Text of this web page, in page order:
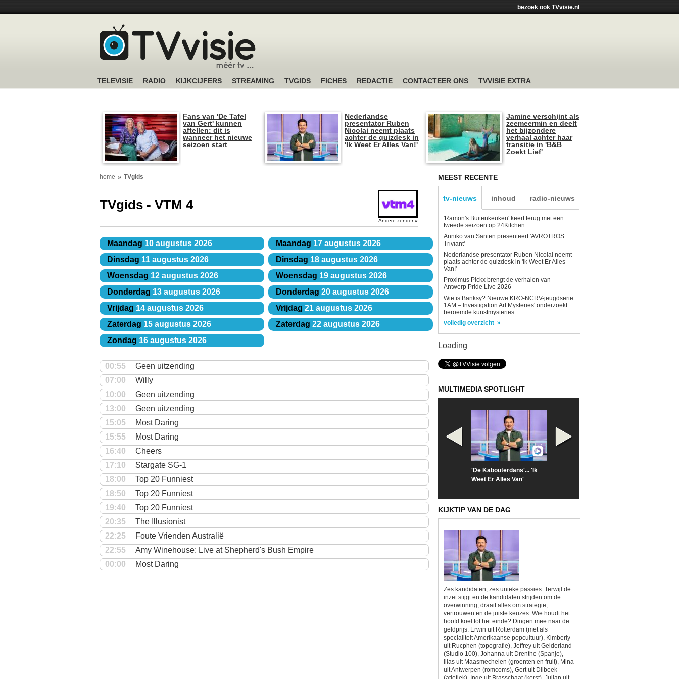
bezoek ook TVvisie.nl
TELEVISIE RADIO KIJKCIJFERS STREAMING TVGIDS FICHES REDACTIE CONTACTEER ONS TVVISIE EXTRA
Fans van 'De Tafel
van Gert' kunnen
aftellen: dit is
wanneer het nieuwe
seizoen start
Nederlandse
presentator Ruben
Nicolai neemt plaats
achter de quizdesk in
'Ik Weet Er Alles Van!'
Jamine verschijnt als
zeemeermin en deelt
het bijzondere
verhaal achter haar
transitie in 'B&B
Zoekt Lief'
home TVgids
TVgids - VTM 4
Andere zender »
Maandag 10 augustus 2026
Dinsdag 11 augustus 2026
Woensdag 12 augustus 2026
Donderdag 13 augustus 2026
Vrijdag 14 augustus 2026
Zaterdag 15 augustus 2026
Zondag 16 augustus 2026
Maandag 17 augustus 2026
Dinsdag 18 augustus 2026
Woensdag 19 augustus 2026
Donderdag 20 augustus 2026
Vrijdag 21 augustus 2026
Zaterdag 22 augustus 2026
00:55
Geen uitzending
07:00
Willy
10:00
Geen uitzending
13:00
Geen uitzending
15:05
Most Daring
15:55
Most Daring
16:40
Cheers
17:10
Stargate SG-1
18:00
Top 20 Funniest
18:50
Top 20 Funniest
19:40
Top 20 Funniest
20:35
The Illusionist
22:25
Foute Vrienden Australië
22:55
Amy Winehouse: Live at Shepherd's Bush Empire
00:00
Most Daring
MEEST RECENTE
tv-nieuws inhoud radio-nieuws
'Ramon's Buitenkeuken' keert terug met een
tweede seizoen op 24Kitchen
Anniko van Santen presenteert 'AVROTROS
Triviant'
Nederlandse presentator Ruben Nicolai neemt
plaats achter de quizdesk in 'Ik Weet Er Alles
Van!'
Proximus Pickx brengt de verhalen van
Antwerp Pride Live 2026
Wie is Banksy? Nieuwe KRO-NCRV-jeugdserie
'I AM – Investigation Art Mysteries' onderzoekt
beroemde kunstmysteries
volledig overzicht
Loading
MULTIMEDIA SPOTLIGHT
'De Kabouterdans'... 'Ik
Weet Er Alles Van'
KIJKTIP VAN DE DAG
Zes kandidaten, zes unieke passies. Terwijl de
inzet stijgt en de kandidaten strijden om de
overwinning, draait alles om strategie,
vertrouwen en de juiste keuzes. Wie houdt het
hoofd koel tot het einde? Dingen mee naar de
geldprijs: Erwin uit Rotterdam (met als
specialiteit Amerikaanse popcultuur), Kimberly
uit Rucphen (topografie), Jeffrey uit Gelderland
(Studio 100), Johanna uit Drenthe (Spanje),
Ilias uit Maasmechelen (groenten en fruit), Mina
uit Antwerpen (romcoms), Gert uit Dilbeek